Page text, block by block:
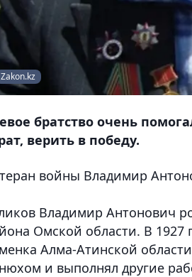
Zakon.kz
братство очень
верить в победу.
войны Владимир
Владимир Антонович
Омской области. В 1927
Алма-Атинской
и выполнял другие